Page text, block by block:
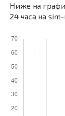
Ниже на
24 часа на